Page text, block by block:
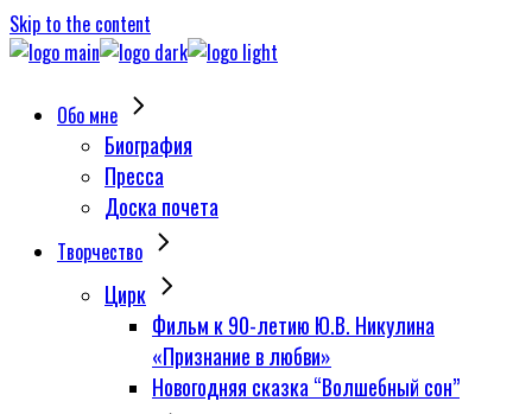
Skip to the content
Обо мне
Биография
Пресса
Доска почета
Творчество
Цирк
Фильм к 90-летию Ю.В. Никулина
«Признание в любви»
Новогодняя сказка “Волшебный сон”